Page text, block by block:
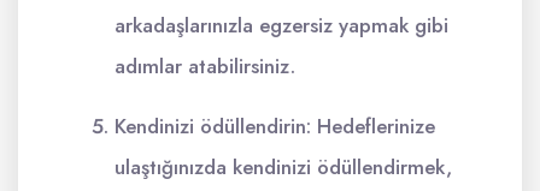
arkadaşlarınızla egzersiz yapmak gibi
adımlar atabilirsiniz.
Kendinizi ödüllendirin: Hedeflerinize
ulaştığınızda kendinizi ödüllendirmek,